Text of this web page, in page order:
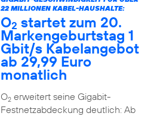
22 MILLIONEN KABEL-HAUSHALTE:
O2 startet zum 20.
Markengeburtstag 1
Gbit/s Kabelangebot
ab 29,99 Euro
monatlich
O2erweitert seine Gigabit-
Festnetzabdeckung deutlich: Ab